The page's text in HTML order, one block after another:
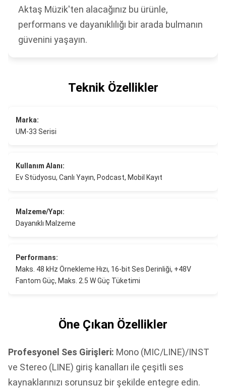
Aktaş Müzik'ten alacağınız bu ürünle,
performans ve dayanıklılığı bir arada bulmanın
güvenini yaşayın.
Teknik Özellikler
Marka:
UM-33 Serisi
Kullanım Alanı:
Ev Stüdyosu, Canlı Yayın, Podcast, Mobil Kayıt
Malzeme/Yapı:
Dayanıklı Malzeme
Performans:
Maks. 48 kHz Örnekleme Hızı, 16-bit Ses Derinliği, +48V
Fantom Güç, Maks. 2.5 W Güç Tüketimi
Öne Çıkan Özellikler
Profesyonel Ses Girişleri: Mono (MIC/LINE)/INST
ve Stereo (LINE) giriş kanalları ile çeşitli ses
kaynaklarınızı sorunsuz bir şekilde entegre edin.